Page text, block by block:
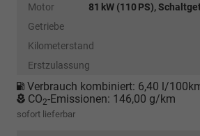
Motor
81 kW (110 PS),
Getriebe
Kilometerstand
Erstzulassung
Verbrauch kombiniert: 6,40 l/
CO2-Emissionen: 146,00 g/km
sofort lieferbar